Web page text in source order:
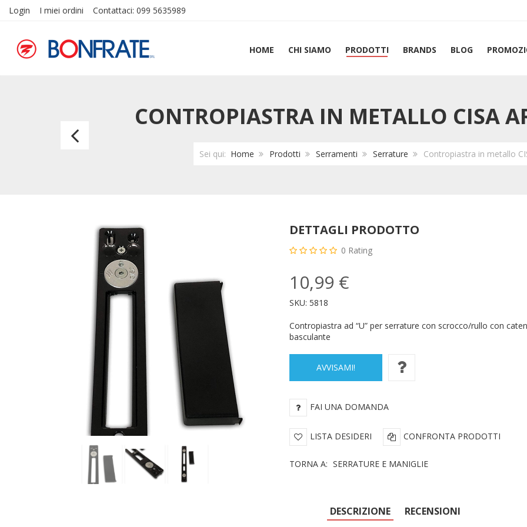
Login I miei ordini Contattaci: 099 5635989
HOME CHI SIAMO PRODOTTI BRANDS BLOG
CONTROPIASTRA IN METALLO CISA
Sei qui: Home Prodotti Serramenti Serrature Contropiastra in metallo
Serratura
70
DETTAGLI PRODOTTO
0 Rating
10,99 €
SKU: 5818
Contropiastra ad “U” per serrature con scrocco/rullo con
basculante
AVVISAMI!
FAI UNA DOMANDA
LISTA DESIDERI CONFRONTA PRODOTTI
TORNA A: SERRATURE E MANIGLIE
DESCRIZIONE RECENSIONI